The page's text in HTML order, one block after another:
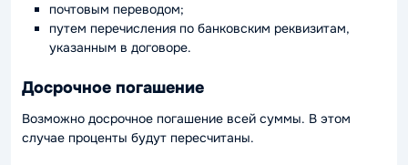
почтовым переводом;
путем перечисления по банковским реквизитам,
указанным в договоре.
Досрочное погашение
Возможно досрочное погашение всей суммы. В этом
случае проценты будут пересчитаны.